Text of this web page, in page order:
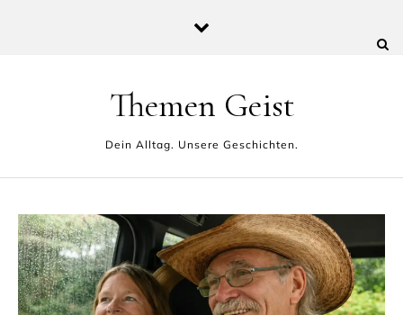
Themen Geist
Dein Alltag. Unsere Geschichten.